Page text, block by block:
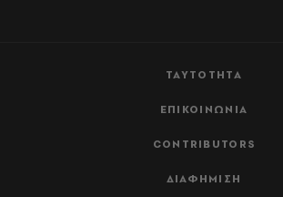
ΤΑΥΤΟΤΗΤΑ
ΕΠΙΚΟΙΝΩΝΙΑ
CONTRIBUTORS
ΔΙΑΦΗΜΙΣΗ